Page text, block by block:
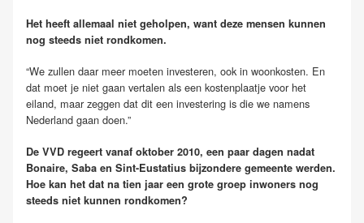
Het heeft allemaal niet geholpen, want deze mensen kunnen
nog steeds niet rondkomen.
“We zullen daar meer moeten investeren, ook in woonkosten. En
dat moet je niet gaan vertalen als een kostenplaatje voor het
eiland, maar zeggen dat dit een investering is die we namens
Nederland gaan doen.”
De VVD regeert vanaf oktober 2010, een paar dagen nadat
Bonaire, Saba en Sint-Eustatius bijzondere gemeente werden.
Hoe kan het dat na tien jaar een grote groep inwoners nog
steeds niet kunnen rondkomen?